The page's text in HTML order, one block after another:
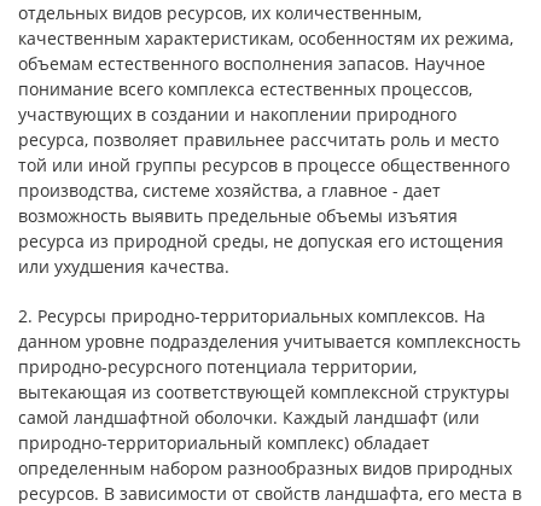
отдельных видов ресурсов, их количественным,
качественным характеристикам, особенностям их режима,
объемам естественного восполнения запасов. Научное
понимание всего комплекса естественных процессов,
участвующих в создании и накоплении природного
ресурса, позволяет правильнее рассчитать роль и место
той или иной группы ресурсов в процессе общественного
производства, системе хозяйства, а главное - дает
возможность выявить предельные объемы изъятия
ресурса из природной среды, не допуская его истощения
или ухудшения качества.
2. Ресурсы природно-территориальных комплексов. На
данном уровне подразделения учитывается комплексность
природно-ресурсного потенциала территории,
вытекающая из соответствующей комплексной структуры
самой ландшафтной оболочки. Каждый ландшафт (или
природно-территориальный комплекс) обладает
определенным набором разнообразных видов природных
ресурсов. В зависимости от свойств ландшафта, его места в